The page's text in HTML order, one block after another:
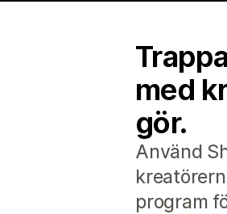
med
gör.
Använd
program